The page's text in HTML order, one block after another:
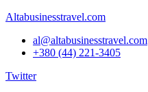
Altabusinesstravel.com
al@altabusinesstravel.com
+380 (44) 221-3405
Twitter